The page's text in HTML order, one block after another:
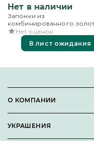
Нет в наличии
Запонки из
комбинированного
Нет оценок
В лист ожидания
О КОМПАНИИ
Вакансии
УКРАШЕНИЯ